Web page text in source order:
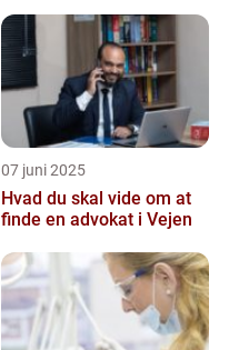
07 juni 2025
Hvad du skal vide om at
finde en advokat i Vejen